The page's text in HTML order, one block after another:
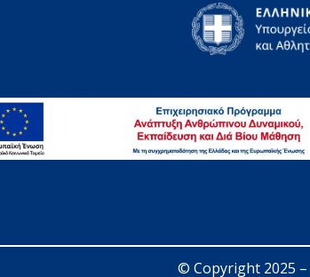
© Copyright 2025 –